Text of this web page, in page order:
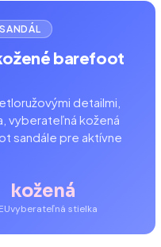
barefoot
detailmi,
vyberateľná kožená
sandále pre aktívne
kožená
vyberateľná stielka